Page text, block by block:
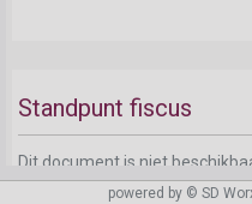
Standpunt fiscus
Dit document is niet
Contacteer onsom je verder
powered by © SD